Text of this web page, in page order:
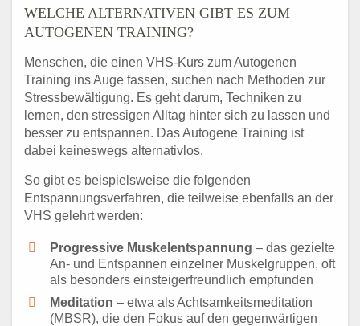
WELCHE ALTERNATIVEN GIBT ES ZUM
AUTOGENEN TRAINING?
Menschen, die einen VHS-Kurs zum Autogenen
Training ins Auge fassen, suchen nach Methoden zur
Stressbewältigung. Es geht darum, Techniken zu
lernen, den stressigen Alltag hinter sich zu lassen und
besser zu entspannen. Das Autogene Training ist
dabei keineswegs alternativlos.
So gibt es beispielsweise die folgenden
Entspannungsverfahren, die teilweise ebenfalls an der
VHS gelehrt werden:
Progressive Muskelentspannung – das gezielte
An- und Entspannen einzelner Muskelgruppen, oft
als besonders einsteigerfreundlich empfunden
Meditation – etwa als Achtsamkeitsmeditation
(MBSR), die den Fokus auf den gegenwärtigen